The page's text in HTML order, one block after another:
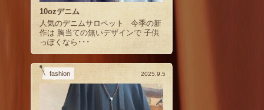
10ozデニム
人気のデニムサロペット 今季の新
作は 胸当ての無いデザインで 子供
っぽくなら･･･
fashion 2025.9.5